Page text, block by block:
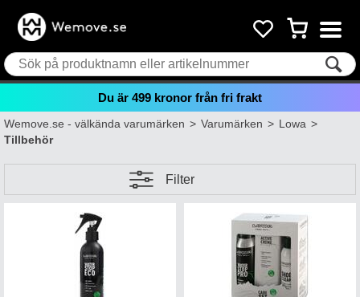
Du är 499 kronor från fri frakt
Wemove.se - välkända varumärken>Varumärken>Lowa>
Tillbehör
Filter